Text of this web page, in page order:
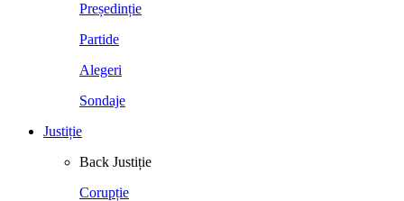
Președinție
Partide
Alegeri
Sondaje
Justiție
Back Justiție
Corupție